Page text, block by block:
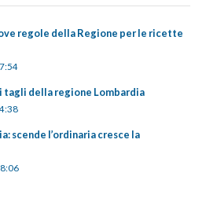
regole della Regione per le ricette
tagli della regione Lombardia
scende l’ordinaria cresce la